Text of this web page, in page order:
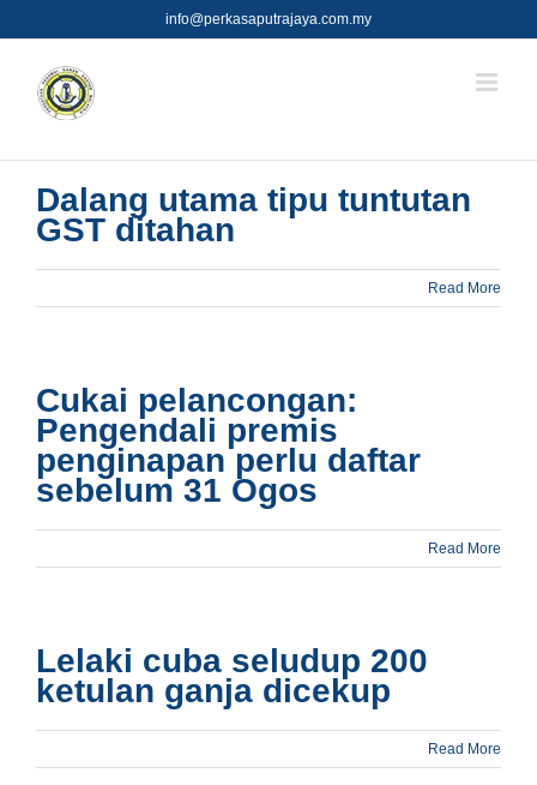
to
info@perkasaputrajaya.com.my
Dalang utama tipu tuntutan
GST ditahan
Read More
Cukai pelancongan:
Pengendali premis
penginapan perlu daftar
sebelum 31 Ogos
Read More
Lelaki cuba seludup 200
ketulan ganja dicekup
Read More